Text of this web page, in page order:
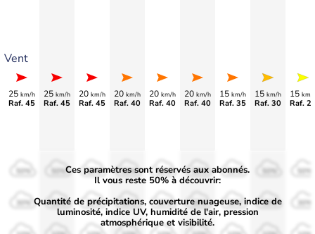
Vent
25 km/h
Raf. 45
25 km/h
Raf. 45
20 km/h
Raf. 45
20 km/h
Raf. 40
20 km/h
Raf. 40
20 km/h
Raf. 40
15 km/h
Raf. 35
15 km/h
Raf. 30
15 km/
Raf.
50%
30%
50%
30%
50%
30%
50%
30%
50%
30%
50%
30%
50%
30% 30% 30%
Ces paramètres sont réservés aux abonnés.
Il vous reste 50% à découvrir:
Quantité de précipitations, couverture nuageuse, indice de
luminosité, indice UV, humidité de l'air, pression
atmosphérique et visibilité.